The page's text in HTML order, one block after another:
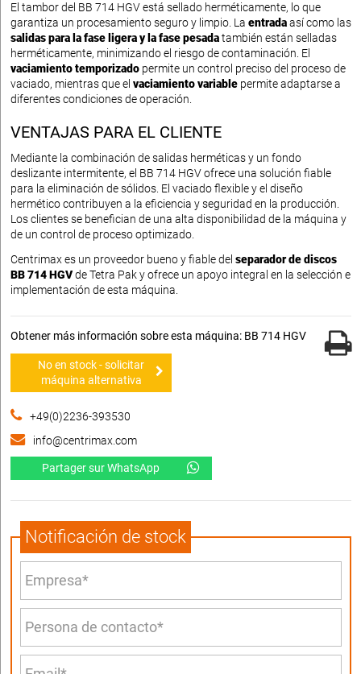
El tambor del BB 714 HGV está sellado herméticamente, lo que
garantiza un procesamiento seguro y limpio. La entradaasí como las
salidas para la fase ligera y la fase pesadatambién están selladas
herméticamente, minimizando el riesgo de contaminación. El
vaciamiento temporizado permite un control preciso del proceso de
vaciado, mientras que el vaciamiento variable permite adaptarse a
diferentes condiciones de operación.
VENTAJAS PARA EL CLIENTE
Mediante la combinación de salidas herméticas y un fondo
deslizante intermitente, el BB 714 HGV ofrece una solución fiable
para la eliminación de sólidos. El vaciado flexible y el diseño
hermético contribuyen a la eficiencia y seguridad en la producción.
Los clientes se benefician de una alta disponibilidad de la máquina y
de un control de proceso optimizado.
Centrimax es un proveedor bueno y fiable del separador de discos
BB 714 HGVde Tetra Pak y ofrece un apoyo integral en la selección e
implementación de esta máquina.
Obtener más información sobre esta máquina: BB 714 HGV
No en stock - solicitar
máquina alternativa
+49(0)2236-393530
info@centrimax.com
Partager sur WhatsApp
Notificación de stock